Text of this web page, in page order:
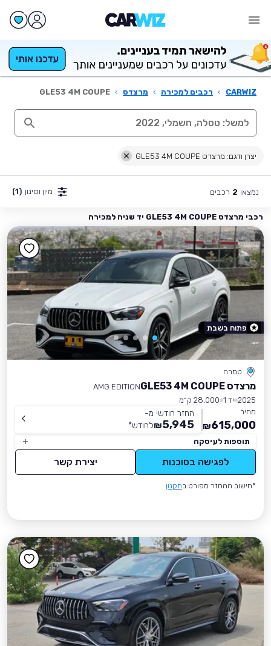
CARWIZ
› רכבים למכירה › מרצדס ›
GLE53 4M COUPE
יצרן ודגם: מרצדס GLE53 4M COUPE
נמצאו 2 רכבים מיון וסינון (1)
רכבי מרצדס GLE53 4M COUPE יד שניה למכירה
טמרה
מרצדס GLE53 4M COUPE
AMG EDITION
2025 יד 1
28,000 ק״מ
מחיר
615,000
₪
החזר חודשי מ-
5,945
₪לחודש*
תוספות לעיסקה
לפגישה בסוכנות יצירת קשר
*חישוב ההחזר מפורט בתקנון
פתוח בשבת